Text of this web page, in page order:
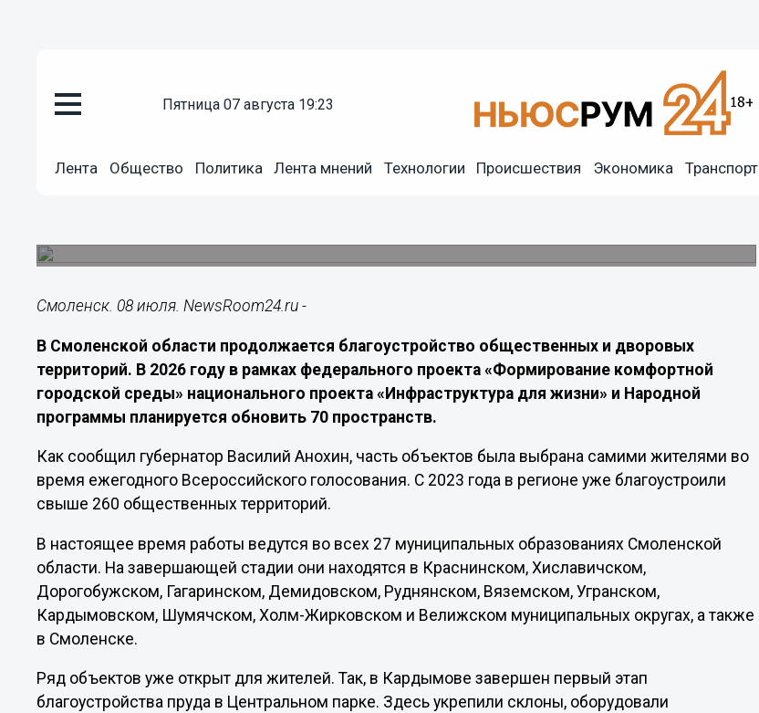
пятница 07 августа 19:23
Лента Общество Политика Лента мнений Технологии Происшествия Экономика Транспорт
В Смоленской области благоустроят 70 общественных
Смоленск. 08 июля. NewsRoom24.ru -
В Смоленской области продолжается благоустройство общественных и дворовых
территорий. В 2026 году в рамках федерального проекта «Формирование комфортной
городской среды» национального проекта «Инфраструктура для жизни» и Народной
программы планируется обновить 70 пространств.
Как сообщил губернатор Василий Анохин, часть объектов была выбрана самими жителями во
время ежегодного Всероссийского голосования. С 2023 года в регионе уже благоустроили
свыше 260 общественных территорий.
В настоящее время работы ведутся во всех 27 муниципальных образованиях Смоленской
области. На завершающей стадии они находятся в Краснинском, Хиславичском,
Дорогобужском, Гагаринском, Демидовском, Руднянском, Вяземском, Угранском,
Кардымовском, Шумячском, Холм-Жирковском и Велижском муниципальных округах, а также
в Смоленске.
Ряд объектов уже открыт для жителей. Так, в Кардымове завершен первый этап
благоустройства пруда в Центральном парке. Здесь укрепили склоны, оборудовали